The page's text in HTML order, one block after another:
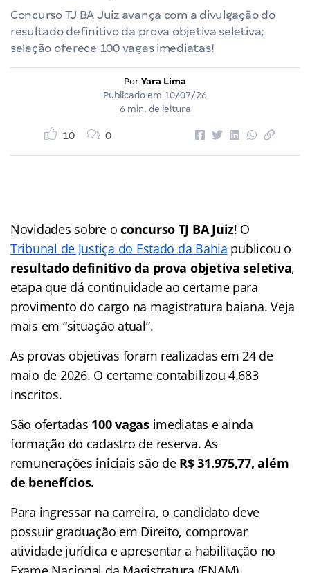
Concurso TJ BA Juiz avança com a divulgação do
resultado definitivo da prova objetiva seletiva;
seleção oferece 100 vagas imediatas!
Por Yara Lima
Publicado em 10/07/26
6 min. de leitura
10 0
Novidades sobre oconcurso TJ BA Juiz! O
Tribunal de Justiça do Estado da Bahia publicou o
resultado definitivo da prova objetiva seletiva,
etapa que dá continuidade ao certame para
provimento do cargo na magistratura baiana. Veja
mais em “situação atual”.
As provas objetivas foram realizadas em 24 de
maio de 2026. O certame contabilizou 4.683
inscritos.
São ofertadas 100 vagasimediatas e ainda
formação do cadastro de reserva. As
remunerações iniciais são de R$ 31.975,77, além
de benefícios.
Para ingressar na carreira, o candidato deve
possuir graduação em Direito, comprovar
atividade jurídica e apresentar a habilitação no